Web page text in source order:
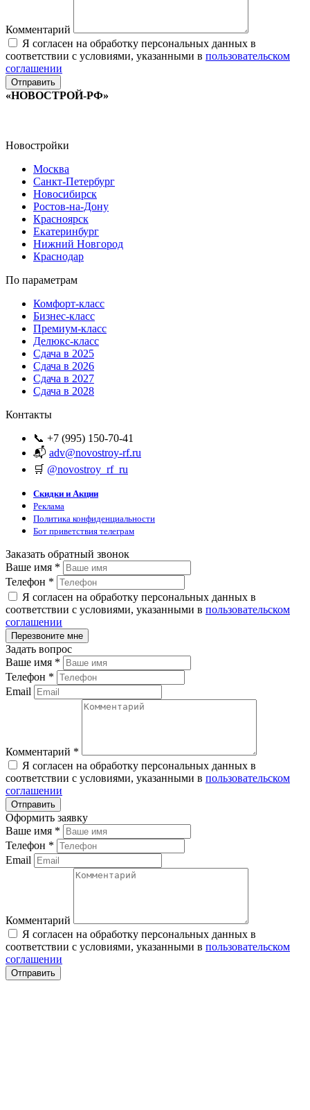
Комментарий
Я согласен на обработку персональных данных в
соответствии с условиями, указанными в пользовательском
соглашении
«НОВОСТРОЙ-РФ»
Новостройки
Москва
Санкт-Петербург
Новосибирск
Ростов-на-Дону
Красноярск
Екатеринбург
Нижний Новгород
Краснодар
По параметрам
Комфорт-класс
Бизнес-класс
Премиум-класс
Делюкс-класс
Сдача в 2025
Сдача в 2026
Сдача в 2027
Сдача в 2028
Контакты
📞 +7 (995) 150-70-41
📬 adv@novostroy-rf.ru
🛒 @novostroy_rf_ru
Скидки и Акции
Реклама
Политика конфиденциальности
Бот приветствия телеграм
Заказать обратный звонок
Ваше имя *
Телефон *
Я согласен на обработку персональных данных в
соответствии с условиями, указанными в пользовательском
соглашении
Задать вопрос
Ваше имя *
Телефон *
Email
Комментарий *
Я согласен на обработку персональных данных в
соответствии с условиями, указанными в пользовательском
соглашении
Оформить заявку
Ваше имя *
Телефон *
Email
Комментарий
Я согласен на обработку персональных данных в
соответствии с условиями, указанными в пользовательском
соглашении